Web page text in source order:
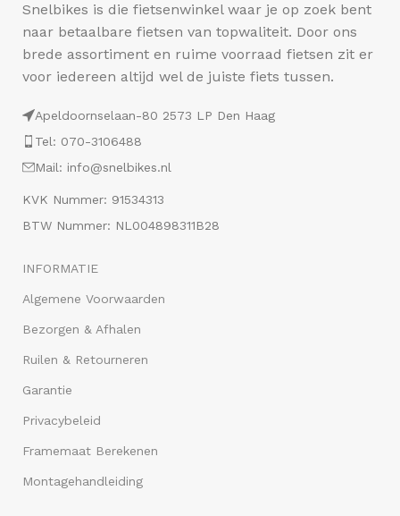
Snelbikes is die fietsenwinkel waar je op zoek bent
naar betaalbare fietsen van topwaliteit. Door ons
brede assortiment en ruime voorraad fietsen zit er
voor iedereen altijd wel de juiste fiets tussen.
Apeldoornselaan-80 2573 LP Den Haag
Tel: 070-3106488
Mail: info@snelbikes.nl
KVK Nummer: 91534313
BTW Nummer: NL004898311B28
INFORMATIE
Algemene Voorwaarden
Bezorgen & Afhalen
Ruilen & Retourneren
Garantie
Privacybeleid
Framemaat Berekenen
Montagehandleiding